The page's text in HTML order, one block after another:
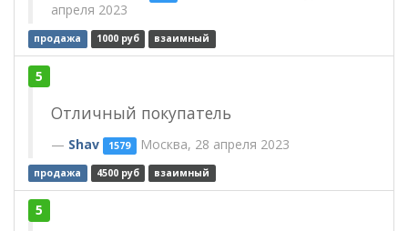
апреля 2023
продажа 1000 руб взаимный
5
Отличный покупатель
Shav 1579 Москва, 28 апреля 2023
продажа 4500 руб взаимный
5